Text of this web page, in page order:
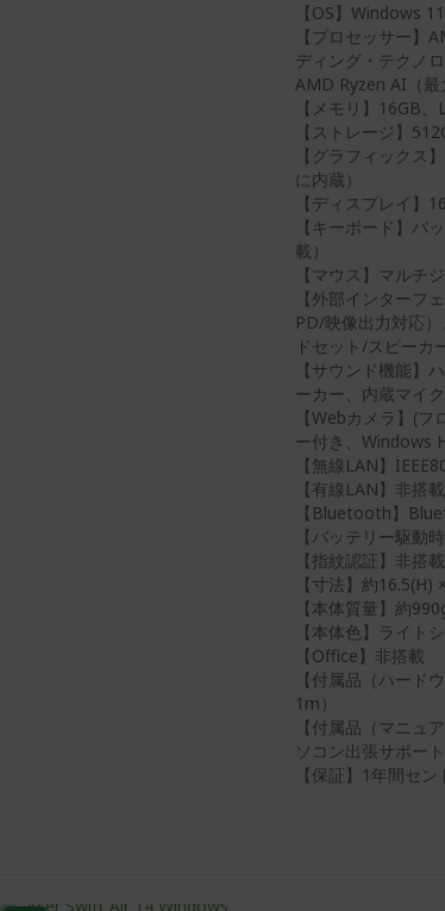
【OS】Windows
【プロセッサー】
ディング・テクノ
AMD Ryzen AI（最
【メモリ】16GB
【ストレージ】
【グラフィックス
に内蔵）
【ディスプレイ】
【キーボード】
載）
【マウス】マルチ
【外部インターフ
PD/映像出力対応
ドセット/スピーカ
【サウンド機能】
ーカー、内蔵マイ
【Webカメラ】(
ー付き、Windows
【無線LAN】
【有線LAN】非搭載
【Bluetooth】
【バッテリー駆動
【指紋認証】非搭載
【寸法】約
【本体質量】約
【本体色】ライト
【Office】非搭載
【付属品（ハード
1m）
【付属品（マニュ
ソコン出張サポー
【保証】1年間セ